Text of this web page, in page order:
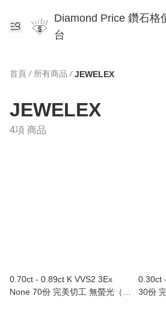
Diamond Price 鑽石格
台
首頁 / 所有商品 / JEWELEX
JEWELEX
4項 商品
0.70ct - 0.89ct K VVS2 3Ex
None 70份 完美切工 無螢光（附
0.30ct
30份